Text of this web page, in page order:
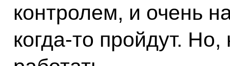
контролем, и очень
когда-то пройдут.